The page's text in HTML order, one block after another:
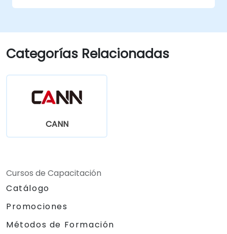
Categorías Relacionadas
CANN
Cursos de Capacitación
Catálogo
Promociones
Métodos de Formación